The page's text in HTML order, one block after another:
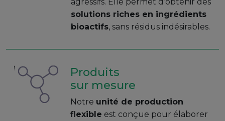
solutions riches en ingrédients
bioactifs, sans résidus indésirables.
Produits
sur mesure
Notre unité de production
flexible est conçue pour élaborer